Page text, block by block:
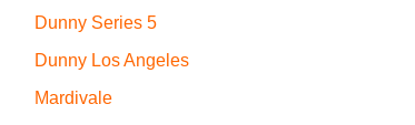
Dunny Series 5
Dunny Los Angeles
Mardivale